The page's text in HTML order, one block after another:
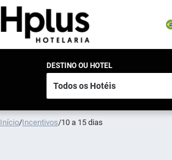
DESTINO OU HOTEL
Início/Incentivos/10 a 15 dias